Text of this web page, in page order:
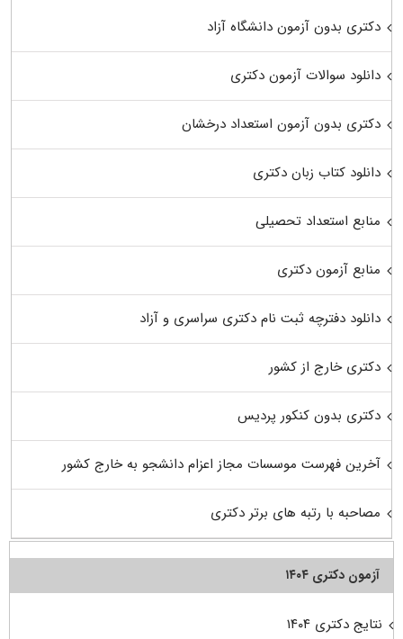
دکتری بدون آزمون دانشگاه آزاد
دانلود سوالات آزمون دکتری
دکتری بدون آزمون استعداد درخشان
دانلود کتاب زبان دکتری
منابع استعداد تحصیلی
منابع آزمون دکتری
دانلود دفترچه ثبت نام دکتری سراسری و آزاد
دکتری خارج از کشور
دکتری بدون کنکور پردیس
آخرین فهرست موسسات مجاز اعزام دانشجو به خارج کشور
مصاحبه با رتبه های برتر دکتری
آزمون دکتری ۱۴۰۴
نتایج دکتری ۱۴۰۴